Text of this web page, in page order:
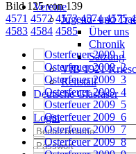
Vereine
Jugend- und
Über uns
Chronik
Satzung
VfB 1921
Reitstall
Deutsche Glasfaser
Login
Bild 125 von 139
4571 4572 4573 4574 4575
4583 4584 4585